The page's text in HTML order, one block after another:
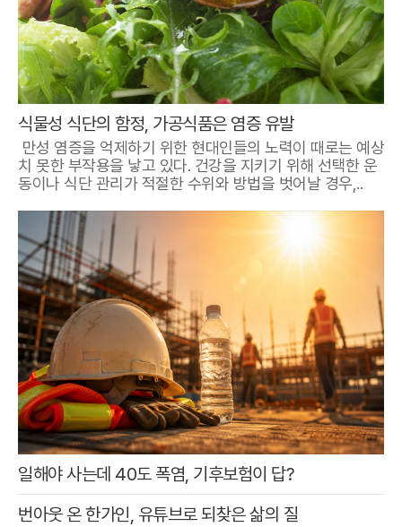
식물성 식단의 함정, 가공식품은 염증 유발
만성 염증을 억제하기 위한 현대인들의 노력이 때로는 예상
치 못한 부작용을 낳고 있다. 건강을 지키기 위해 선택한 운
동이나 식단 관리가 적절한 수위와 방법을 벗어날 경우,..
일해야 사는데 40도 폭염, 기후보험이 답?
번아웃 온 한가인, 유튜브로 되찾은 삶의 질